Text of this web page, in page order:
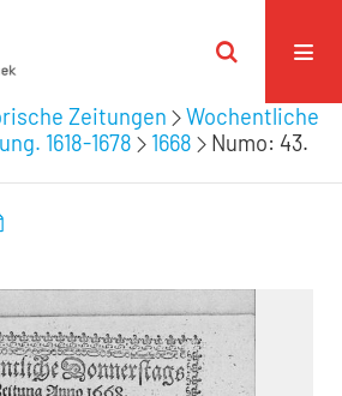
Zeitungen
Wochentliche
1618-1678
1668
Numo: 43.